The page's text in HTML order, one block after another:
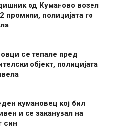
од Куманово возел
промили, полицијата го
се тепале пред
објект, полицијата
кумановец кој бил
и се заканувал на
син